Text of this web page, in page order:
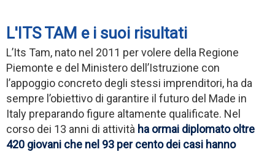
L'ITS TAM e i suoi risultati
L’Its Tam, nato nel 2011 per volere della Regione
Piemonte e del Ministero dell’Istruzione con
l’appoggio concreto degli stessi imprenditori, ha da
sempre l’obiettivo di garantire il futuro del Made in
Italy preparando figure altamente qualificate. Nel
corso dei 13 anni di attività ha ormai diplomato oltre
420 giovani che nel 93 per cento dei casi hanno